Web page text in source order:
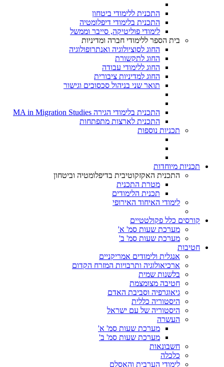
התכנית ללימודי ביטחון
התכנית בלימודי דיפלומטיה
לימודי פוליטיקה, סייבר וממשל
בית הספר ללימודי חברה ומדיניות
החוג לסוציולוגיה ואנתרופולוגיה
החוג לתקשורת
החוג ללימודי עבודה
החוג למדיניות ציבורית
תואר שני בניהול סכסוכים וגישור
התכנית בלימודי הגירה MA in Migration Studies​
התכנית לארצות מתפתחות
תכניות נוספות
תכניות מיוחדות
התכנית האקזקוטיבית בדיפלומטיה וביטחון
מטרת התכנית
תכנית הלימודים
לימודי האיחוד האירופי
קורסים כלל פקולטטיים
מערכת שעות סמ' א'
מערכת שעות סמ' ב'
חטיבות
אנגלית ולימודים אמריקניים
ארכיאולוגיה ותרבויות המזרח הקדום
בלשנות שמית
חטיבה מצומצמת
גיאוגרפיה וסביבת האדם
היסטוריה כללית
היסטוריה של עם ישראל
העשרה
מערכת שעות סמ' א'
מערכת שעות סמ' ב'
חשבונאות
כלכלה
לימודי הערבית והאסלם